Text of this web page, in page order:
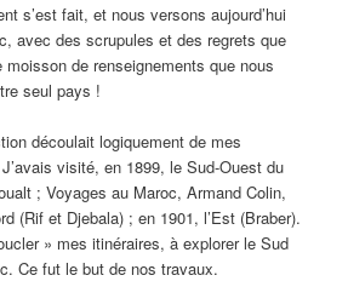
s’est fait, et nous versons aujourd’hui
avec des scrupules et des regrets que
moisson de renseignements que nous
seul pays !
découlait logiquement de mes
visité, en 1899, le Sud-Ouest du
; Voyages au Maroc, Armand Colin,
(Rif et Djebala) ; en 1901, l’Est (Braber).
» mes itinéraires, à explorer le Sud
Ce fut le but de nos travaux.